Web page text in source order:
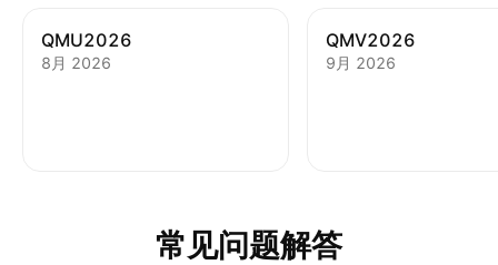
QMU2026
8月 2026
QMV2026
9月 2026
常见问题解答